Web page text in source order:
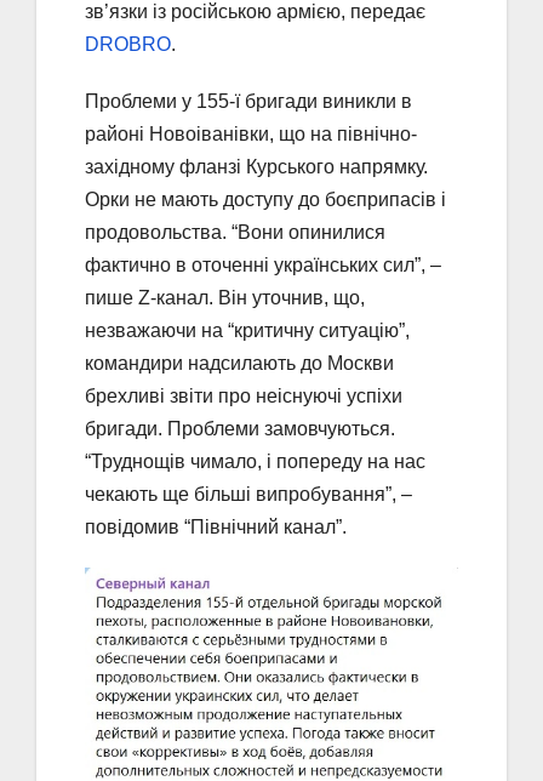
зв’язки із російською армією, передає
DROBRO.
Проблеми у 155-ї бригади виникли в
районі Новоіванівки, що на північно-
західному фланзі Курського напрямку.
Орки не мають доступу до боєприпасів і
продовольства. “Вони опинилися
фактично в оточенні українських сил”, –
пише Z-канал. Він уточнив, що,
незважаючи на “критичну ситуацію”,
командири надсилають до Москви
брехливі звіти про неіснуючі успіхи
бригади. Проблеми замовчуються.
“Труднощів чимало, і попереду на нас
чекають ще більші випробування”, –
повідомив “Північний канал”.